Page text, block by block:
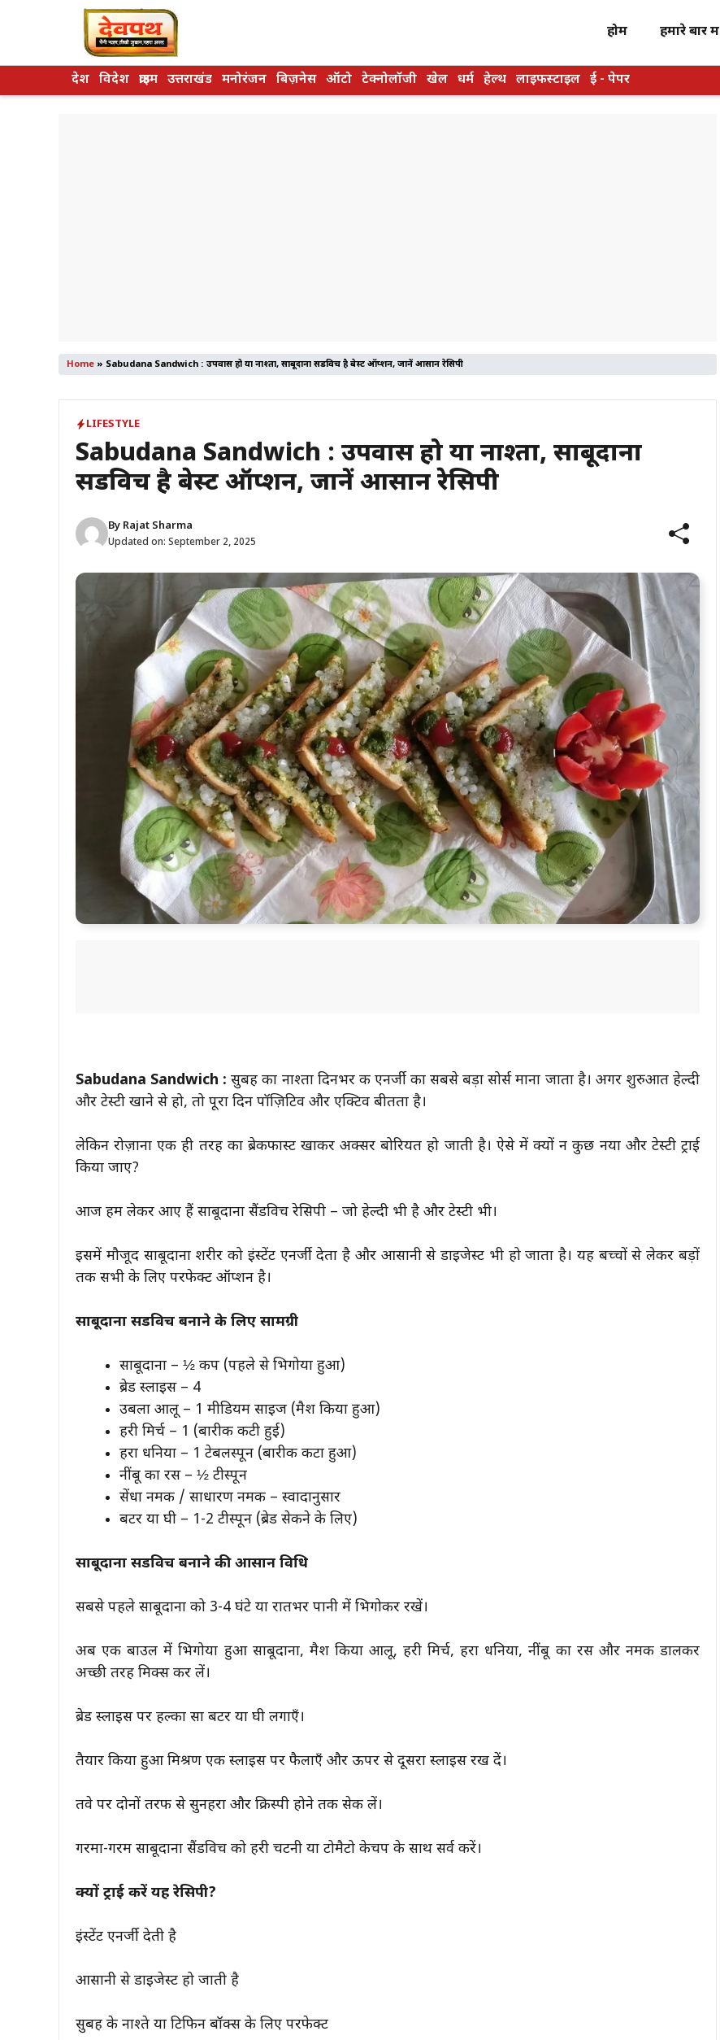
होम हमारे बारें में
देश विदेश क्राइम उत्तराखंड मनोरंजन बिज़नेस ऑटो टेक्नोलॉजी खेल धर्म हेल्थ लाइफस्टाइल ई - पेपर
Home » Sabudana Sandwich : उपवास हो या नाश्ता, साबूदाना सैंडविच है बेस्ट ऑप्शन, जानें आसान रेसिपी
LIFESTYLE
Sabudana Sandwich : उपवास हो या नाश्ता, साबूदाना
सैंडविच है बेस्ट ऑप्शन, जानें आसान रेसिपी
By Rajat Sharma
Updated on: September 2, 2025
Sabudana Sandwich :सुबह का नाश्ता दिनभर की एनर्जी का सबसे बड़ा सोर्स माना जाता है। अगर शुरुआत हेल्दी
और टेस्टी खाने से हो, तो पूरा दिन पॉज़िटिव और एक्टिव बीतता है।
लेकिन रोज़ाना एक ही तरह का ब्रेकफास्ट खाकर अक्सर बोरियत हो जाती है। ऐसे में क्यों न कुछ नया और टेस्टी ट्राई
किया जाए?
आज हम लेकर आए हैं साबूदाना सैंडविच रेसिपी – जो हेल्दी भी है और टेस्टी भी।
इसमें मौजूद साबूदाना शरीर को इंस्टेंट एनर्जी देता है और आसानी से डाइजेस्ट भी हो जाता है। यह बच्चों से लेकर बड़ों
तक सभी के लिए परफेक्ट ऑप्शन है।
साबूदाना सैंडविच बनाने के लिए सामग्री
साबूदाना – ½ कप (पहले से भिगोया हुआ)
ब्रेड स्लाइस – 4
उबला आलू – 1 मीडियम साइज (मैश किया हुआ)
हरी मिर्च – 1 (बारीक कटी हुई)
हरा धनिया – 1 टेबलस्पून (बारीक कटा हुआ)
नींबू का रस – ½ टीस्पून
सेंधा नमक / साधारण नमक – स्वादानुसार
बटर या घी – 1-2 टीस्पून (ब्रेड सेकने के लिए)
साबूदाना सैंडविच बनाने की आसान विधि
सबसे पहले साबूदाना को 3-4 घंटे या रातभर पानी में भिगोकर रखें।
अब एक बाउल में भिगोया हुआ साबूदाना, मैश किया आलू, हरी मिर्च, हरा धनिया, नींबू का रस और नमक डालकर
अच्छी तरह मिक्स कर लें।
ब्रेड स्लाइस पर हल्का सा बटर या घी लगाएँ।
तैयार किया हुआ मिश्रण एक स्लाइस पर फैलाएँ और ऊपर से दूसरा स्लाइस रख दें।
तवे पर दोनों तरफ से सुनहरा और क्रिस्पी होने तक सेक लें।
गरमा-गरम साबूदाना सैंडविच को हरी चटनी या टोमैटो केचप के साथ सर्व करें।
क्यों ट्राई करें यह रेसिपी?
इंस्टेंट एनर्जी देती है
आसानी से डाइजेस्ट हो जाती है
सुबह के नाश्ते या टिफिन बॉक्स के लिए परफेक्ट